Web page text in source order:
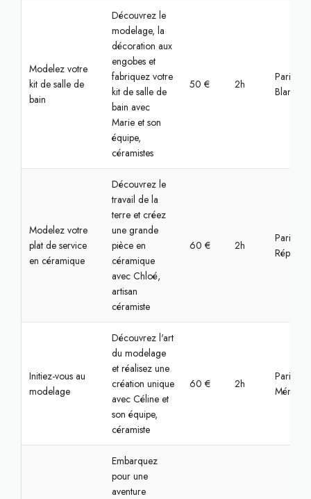
Modelez votre
kit de salle de
bain
Découvrez le
modelage, la
décoration aux
engobes et
fabriquez votre
kit de salle de
bain avec
Marie et son
équipe,
céramistes
50 € 2h
Paris,
Blanc
Modelez votre
plat de service
en céramique
Découvrez le
travail de la
terre et créez
une grande
pièce en
céramique
avec Chloé,
artisan
céramiste
60 € 2h
Paris,
Initiez-vous au
modelage
Découvrez l'art
du modelage
et réalisez une
création unique
avec Céline et
son équipe,
céramiste
60 € 2h
Paris,
Embarquez
pour une
aventure